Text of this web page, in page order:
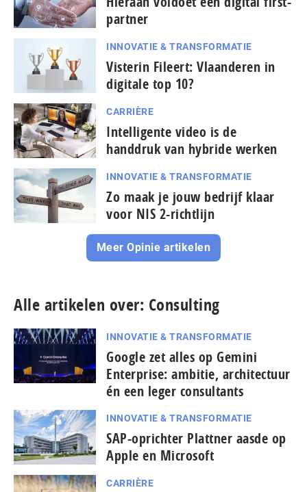
partner
INNOVATIE & TRANSFORMATIE
Visterin Fileert: Vlaanderen in
digitale top 10?
CARRIÈRE
Intelligente video is de
handdruk van hybride werken
INNOVATIE & TRANSFORMATIE
Zo maak je jouw bedrijf klaar
voor NIS 2-richtlijn
Meer Opinie artikelen
Alle artikelen over: Consulting
INNOVATIE & TRANSFORMATIE
Google zet alles op Gemini
Enterprise: ambitie, architectuur
én een leger consultants
INNOVATIE & TRANSFORMATIE
SAP-oprichter Plattner aasde op
Apple en Microsoft
CARRIÈRE